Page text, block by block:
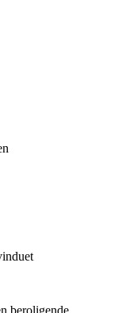
beroligende